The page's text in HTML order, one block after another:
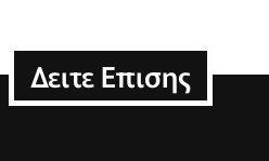
Δειτε Επισης